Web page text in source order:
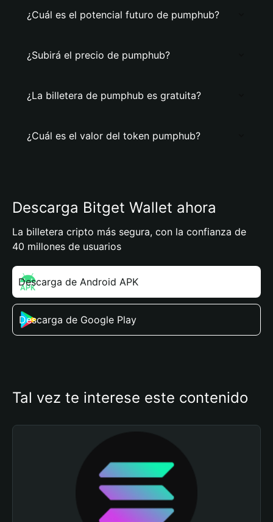
¿Cuál es el potencial futuro de pumphub?
¿Subirá el precio de pumphub?
¿La billetera de pumphub es gratuita?
¿Cuál es el valor del token pumphub?
Descarga Bitget Wallet ahora
La billetera cripto más segura, con la confianza de
40 millones de usuarios
Descarga de Android APK
Descarga de Google Play
Tal vez te interese este contenido